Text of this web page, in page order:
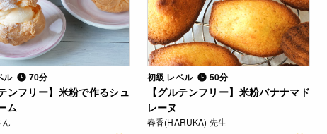
ル 70分
ンフリー】米粉で作るシュ
ム
初級 レベル 50分
【グルテンフリー】米粉バナナマド
レーヌ
春香(HARUKA) 先生